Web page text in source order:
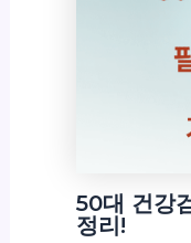
50대 건강
정리!